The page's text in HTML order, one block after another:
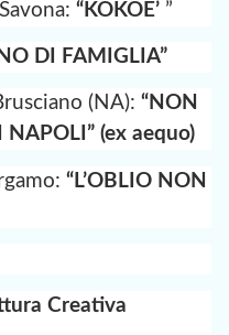
“KOKOE’ ”
DI FAMIGLIA”
(NA): “NON
NAPOLI” (ex aequo)
“L’OBLIO NON
Creativa